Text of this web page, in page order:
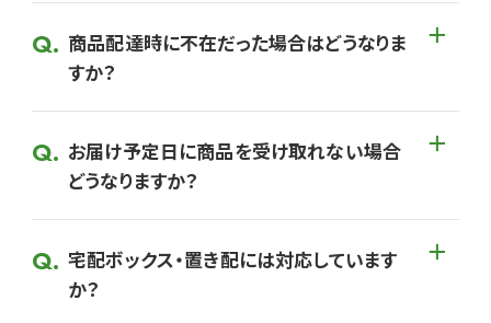
商品配達時に不在だった場合はどうなりま
すか？
お届け予定日に商品を受け取れない場合
どうなりますか？
宅配ボックス・置き配には対応しています
か？